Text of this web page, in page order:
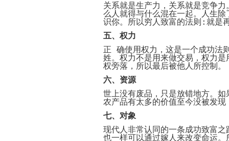
关系就是生产力，关系就是竞争
么人就得与什么混在一起。人生
识你。所以穷人致富的法则 : 就是
五、权力
正 确使用权力，这是一个成功法
姓。权力不是用来做交易，权力
权旁落，所以最后被他人所控制。
六、资源
世上没有废品，只是放错地方。
农产品有太多的价值至今没被发
七、对象
现代人非常认同的一条成功致富
也一样可以通过嫁人来改变命运